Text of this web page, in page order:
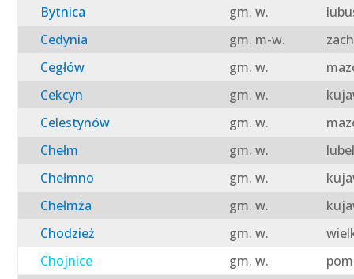
Bytnica
gm. w.
Cedynia
gm. m-w.
Cegłów
gm. w.
Cekcyn
gm. w.
Celestynów
gm. w.
Chełm
gm. w.
Chełmno
gm. w.
Chełmża
gm. w.
Chodzież
gm. w.
Chojnice
gm. w.